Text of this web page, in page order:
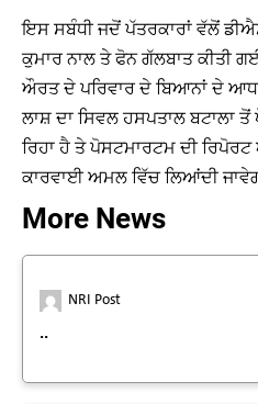
ਇਸ ਸਬੰਧੀ ਜਦੋਂ ਪੱਤਰਕਾਰਾਂ ਵੱਲੋਂ
ਕੁਮਾਰ ਨਾਲ ਤੇ ਫੋਨ ਗੱਲਬਾਤ ਕੀਤੀ
ਔਰਤ ਦੇ ਪਰਿਵਾਰ ਦੇ ਬਿਆਨਾਂ ਦੇ
ਲਾਸ਼ ਦਾ ਸਿਵਲ ਹਸਪਤਾਲ ਬਟਾਲਾ
ਰਿਹਾ ਹੈ ਤੇ ਪੋਸਟਮਾਰਟਮ ਦੀ
ਕਾਰਵਾਈ ਅਮਲ ਵਿੱਚ ਲਿਆਂਦੀ
More News
NRI Post
..